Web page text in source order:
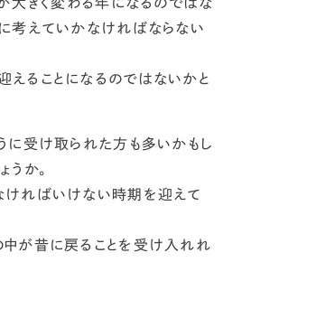
考えていかなければならない
えることになるのではないかと
に受け取られた方も多いかもし
か。
ければいけない時期を迎えて
中が昔に戻ることを受け入れれ